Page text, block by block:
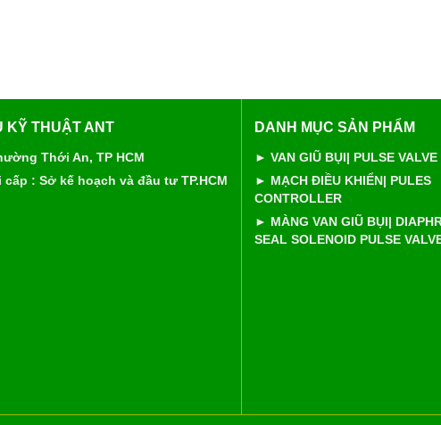
KỸ THUẬT ANT
Thới An, TP HCM
cấp : Sở kế hoạch và đầu tư TP.HCM
DANH MỤC SẢN PHẨM
► VAN GIŨ BỤI| PULSE VALVE
► MẠCH ĐIỀU KHIỂN| PULES
CONTROLLER
► MÀNG VAN GIŨ BỤI|
SEAL SOLENOID PULSE